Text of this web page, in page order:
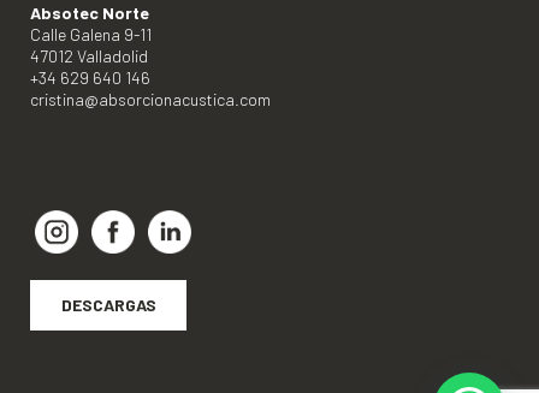
Absotec Norte
Calle Galena 9-11
47012 Valladolid
+34 629 640 146
cristina@absorcionacustica.com
DESCARGAS